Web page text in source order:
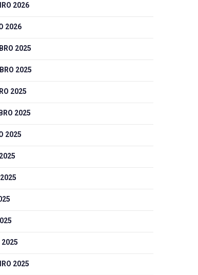
2026
2026
2025
2025
2025
2025
2025
2025
2025